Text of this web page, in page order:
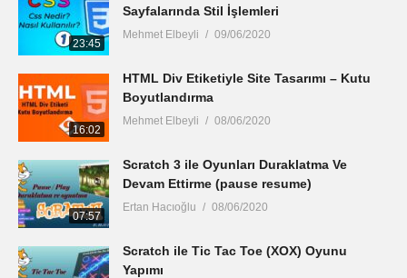
23:45
Sayfalarında Stil İşlemleri
Mehmet Elbeyli 09/06/2020
16:02
HTML Div Etiketiyle Site Tasarımı – Kutu
Boyutlandırma
Mehmet Elbeyli 08/06/2020
07:57
Scratch 3 ile Oyunları Duraklatma Ve
Devam Ettirme (pause resume)
Ertan Hacıoğlu 08/06/2020
Scratch ile Tic Tac Toe (XOX) Oyunu
Yapımı